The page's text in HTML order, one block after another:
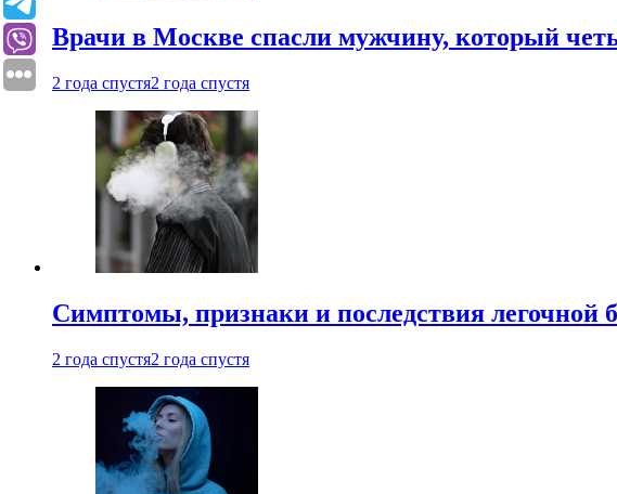
Врачи в Москве спасли мужчину, который
2 года спустя2 года спустя
Симптомы, признаки и последствия легочной
2 года спустя2 года спустя